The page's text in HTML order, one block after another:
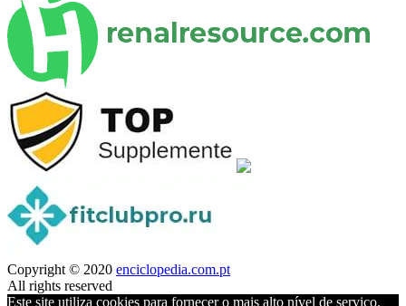
Copyright © 2020 enciclopedia.com.pt
All rights reserved
Este site utiliza cookies para fornecer o mais alto nível de serviço.